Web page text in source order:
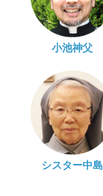
小池神父
シスター中島